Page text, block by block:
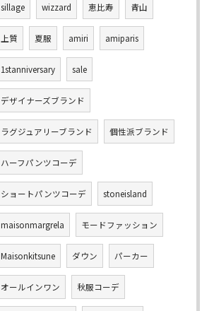
sillage wizzard 恵比寿 青山
上質 夏服 amiri amiparis
1stanniversary sale
デザイナーズブランド
ラグジュアリーブランド 個性派ブランド
ハーフパンツコーデ
ショートパンツコーデ stoneisland
maisonmargrela モードファッション
Maisonkitsune ダウン パーカー
オールインワン 秋服コーデ